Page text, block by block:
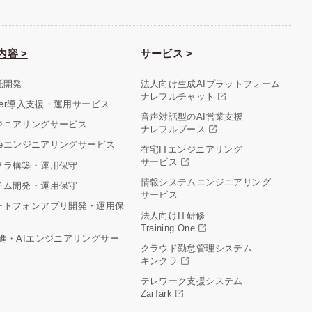
容 >
開発
導入支援・運用サービス
ニアリングサービス
エンジニアリングサービス
ラ構築・運用保守
ム開発・運用保守
トフォンアプリ開発・運用保
・AIエンジニアリングサー
サービス >
法人向け生成AIプラットフォーム
ナレフルチャット
音声対話型のAI営業支援
ナレフルブース
在宅ITエンジニアリング
サービス
情報システムエンジニアリング
サービス
法人向けIT研修
Training One
クラウド勤怠管理システム
キンクラ
テレワーク支援システム
ZaiTark